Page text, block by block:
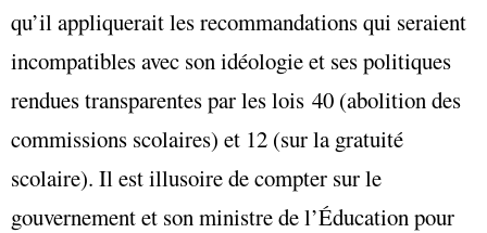
qu’il appliquerait les recommandations qui seraient
incompatibles avec son idéologie et ses politiques
rendues transparentes par les lois 40 (abolition des
commissions scolaires) et 12 (sur la gratuité
scolaire). Il est illusoire de compter sur le
gouvernement et son ministre de l’Éducation pour